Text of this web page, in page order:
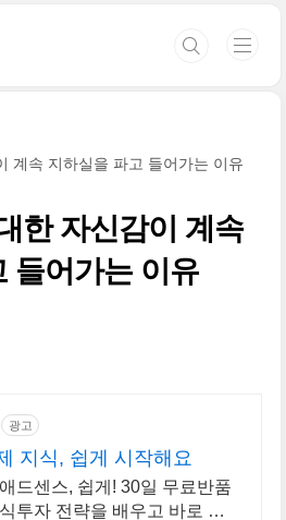
계속 지하실을 파고 들어가는 이유
한 자신감이 계속
들어가는 이유
광고
지식, 쉽게 시작해요
드센스, 쉽게! 30일 무료반품
투자 전략을 배우고 바로 실